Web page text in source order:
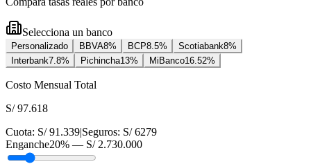
Selecciona un banco
Personalizado BBVA8% BCP8.5% Scotiabank8%
Interbank7.8% Pichincha13% MiBanco16.52%
Costo Mensual Total
S/ 97.618
Cuota: S/ 91.339|Seguros: S/ 6279
Enganche20% — S/ 2.730.000